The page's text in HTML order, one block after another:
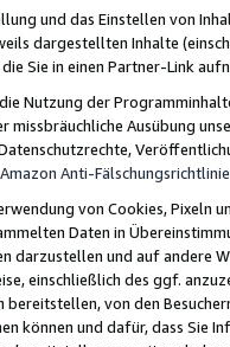
und das Einstellen von
dargestellten Inhalte
Sie in einen Partner-Link
Nutzung der
missbräuchliche Ausübung
Amazon Anti-
von Cookies, Pixeln
Daten in
darzustellen und auf andere
einschließlich des ggf.
bereitstellen, von den
können und dafür, dass Sie